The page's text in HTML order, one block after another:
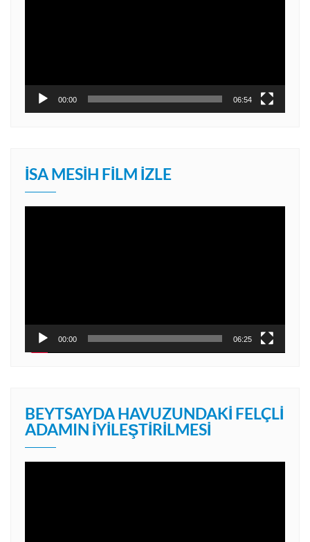
00:00 06:54
İSA MESIH FILM İZLE
00:00 06:25
BEYTSAYDA HAVUZUNDAKI FELÇLI
ADAMIN İYILEŞTIRILMESI